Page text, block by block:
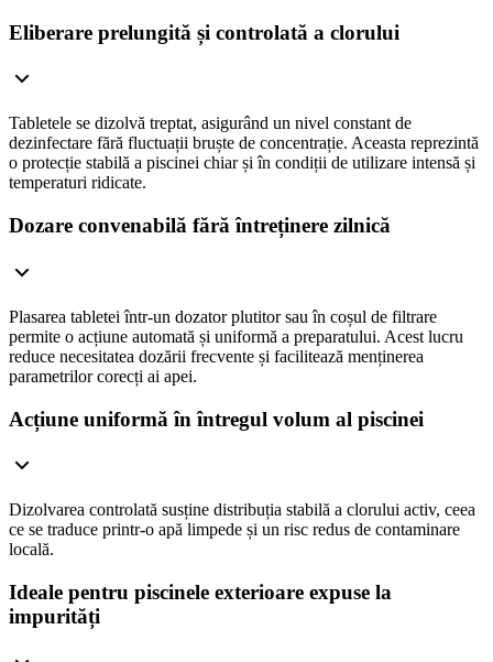
Eliberare prelungită și controlată a clorului
Tabletele se dizolvă treptat, asigurând un nivel constant de
dezinfectare fără fluctuații bruște de concentrație. Aceasta reprezintă
o protecție stabilă a piscinei chiar și în condiții de utilizare intensă și
temperaturi ridicate.
Dozare convenabilă fără întreținere zilnică
Plasarea tabletei într-un dozator plutitor sau în coșul de filtrare
permite o acțiune automată și uniformă a preparatului. Acest lucru
reduce necesitatea dozării frecvente și facilitează menținerea
parametrilor corecți ai apei.
Acțiune uniformă în întregul volum al piscinei
Dizolvarea controlată susține distribuția stabilă a clorului activ, ceea
ce se traduce printr-o apă limpede și un risc redus de contaminare
locală.
Ideale pentru piscinele exterioare expuse la
impurități